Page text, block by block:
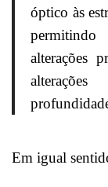
óptico às
alterações
alterações
Em igual